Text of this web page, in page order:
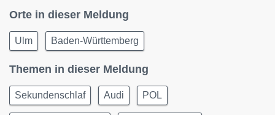
Orte in dieser Meldung
Ulm Baden-Württemberg
Themen in dieser Meldung
Sekundenschlaf Audi POL